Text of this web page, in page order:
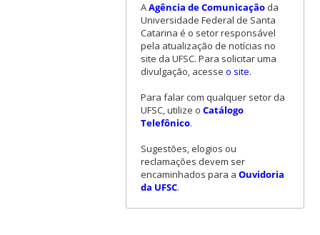
AAgência de Comunicaçãoda
Universidade Federal de Santa
Catarina é o setor responsável
pela atualização de notícias no
site da UFSC. Para solicitar uma
divulgação, acesse o site.
Para falar com qualquer setor da
UFSC, utilize o Catálogo
Telefônico.
Sugestões, elogios ou
reclamações devem ser
encaminhados para a Ouvidoria
da UFSC.